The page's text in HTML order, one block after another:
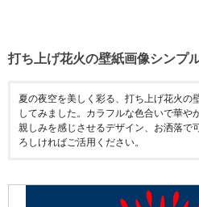
打ち上げ花火の壁紙画像シンプ
夏の夜空を美しく彩る、打ち上げ花火の
してみました。カラフルな色合いで華や
親しみを感じさせるデザイン、お洒落で
ろしければご活用ください。